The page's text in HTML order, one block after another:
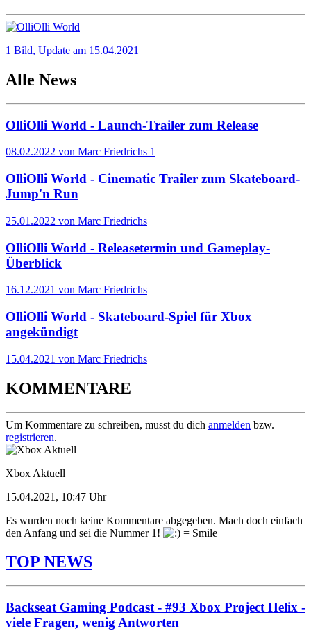
1 Bild, Update am 15.04.2021
Alle News
OlliOlli World - Launch-Trailer zum Release
08.02.2022 von Marc Friedrichs 1
OlliOlli World - Cinematic Trailer zum Skateboard-
Jump'n Run
25.01.2022 von Marc Friedrichs
OlliOlli World - Releasetermin und Gameplay-
Überblick
16.12.2021 von Marc Friedrichs
OlliOlli World - Skateboard-Spiel für Xbox
angekündigt
15.04.2021 von Marc Friedrichs
KOMMENTARE
Um Kommentare zu schreiben, musst du dich anmelden bzw.
registrieren.
Xbox Aktuell
15.04.2021, 10:47 Uhr
Es wurden noch keine Kommentare abgegeben. Mach doch einfach
den Anfang und sei die Nummer 1!
TOP NEWS
Backseat Gaming Podcast - #93 Xbox Project Helix -
viele Fragen, wenig Antworten